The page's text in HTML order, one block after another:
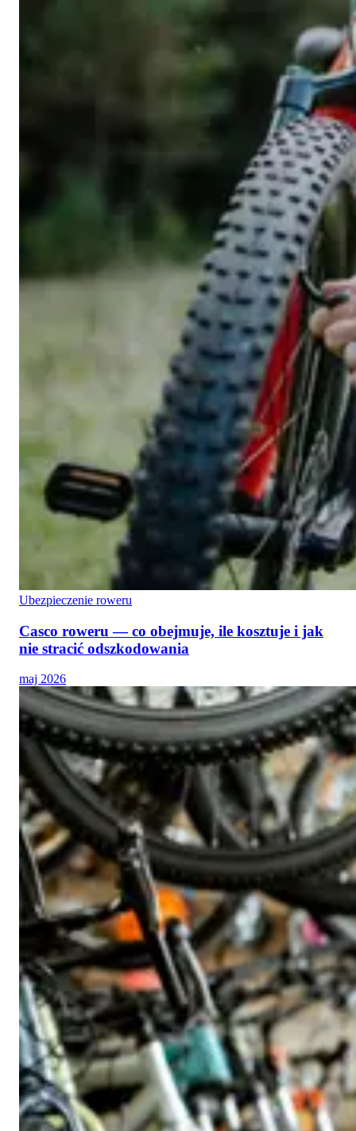
Ubezpieczenie roweru
Casco roweru — co obejmuje, ile kosztuje i jak
nie stracić odszkodowania
maj 2026